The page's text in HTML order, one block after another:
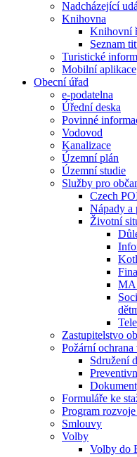
Nadcházející
Knihovna
Knihovní
Seznam
Turistické
Mobilní aplikace
Obecní úřad
e-podatelna
Úřední deska
Povinné
Vodovod
Kanalizace
Územní plán
Územní studie
Služby pro
Czech
Nápady a
Životní
Zastupitelstvo
Požární ochrana
Sdružení
Formuláře ke
Program
Smlouvy
Volby
Volby do